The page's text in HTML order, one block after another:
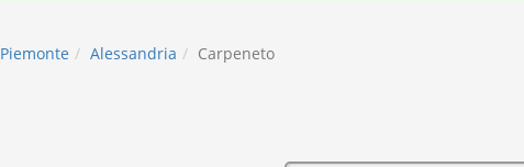
Piemonte Alessandria Carpeneto